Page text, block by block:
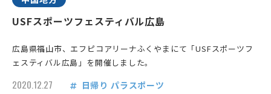
USFスポーツフェスティバル広島
広島県福山市、エフピコアリーナふくやまにて「USFスポーツフ
ェスティバル広島」を開催しました。
2020.12.27 日帰り パラスポーツ